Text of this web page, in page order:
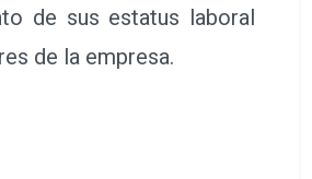
de sus estatus laboral
de la empresa.